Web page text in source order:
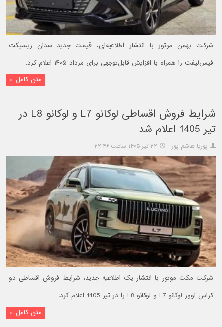
شرکت بهمن موتور با انتشار اطلاعیه‌ای، قیمت جدید سدان ریسپکت
فیس‌لیفت را همراه با افزایش قابل‌توجهی برای مرداد ۱۴۰۵ اعلام کرد.
متن کامل »
شرایط فروش اقساطی لوکانو L7 و لوکانو L8 در
تیر 1405 اعلام شد
پوریا هاشم پور ۲۲ تیر ۱۴۰۵ ساعت ۲۲:۴۶
شرکت مکث موتور با انتشار یک اطلاعیه جدید، شرایط فروش اقساطی دو
کراس اوور لوکانو L7 و لوکانو L8 را در تیر 1405 اعلام کرد.
متن کامل »